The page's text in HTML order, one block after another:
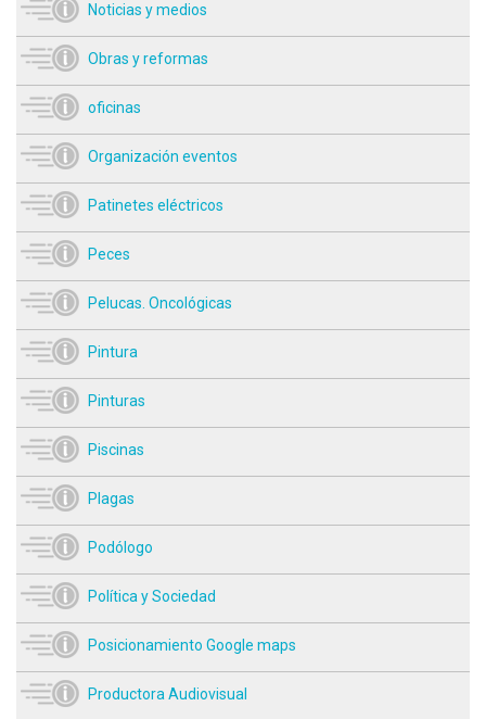
Noticias y medios
Obras y reformas
oficinas
Organización eventos
Patinetes eléctricos
Peces
Pelucas. Oncológicas
Pintura
Pinturas
Piscinas
Plagas
Podólogo
Política y Sociedad
Posicionamiento Google maps
Productora Audiovisual